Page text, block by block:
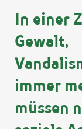
In einer
Gewalt,
immer
müssen